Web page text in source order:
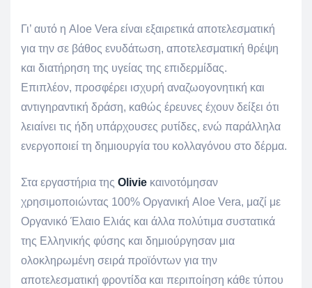
Γι’ αυτό η Aloe Vera είναι εξαιρετικά αποτελεσματική
για την σε βάθος ενυδάτωση, αποτελεσματική θρέψη
και διατήρηση της υγείας της επιδερμίδας.
Επιπλέον, προσφέρει ισχυρή αναζωογονητική και
αντιγηραντική δράση, καθώς έρευνες έχουν δείξει ότι
λειαίνει τις ήδη υπάρχουσες ρυτίδες, ενώ παράλληλα
ενεργοποιεί τη δημιουργία του κολλαγόνου στο δέρμα.
Στα εργαστήρια της Olivie καινοτόμησαν
χρησιμοποιώντας 100% Οργανική Aloe Vera, μαζί με
Οργανικό Έλαιο Ελιάς και άλλα πολύτιμα συστατικά
της Ελληνικής φύσης και δημιούργησαν μια
ολοκληρωμένη σειρά προϊόντων για την
αποτελεσματική φροντίδα και περιποίηση κάθε τύπου